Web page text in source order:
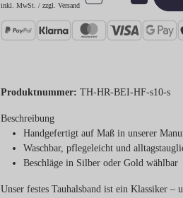
inkl. MwSt. / zzgl. Versand
Produktnummer: TH-HR-BEI-HF-s10-s
Beschreibung
Handgefertigt auf Maß in unserer
Waschbar, pflegeleicht und
Beschläge in Silber oder Gold wählbar
Unser festes Tauhalsband ist ein Klassiker